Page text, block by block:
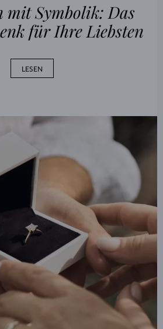
mit Symbolik: Das
für Ihre Liebsten
LESEN